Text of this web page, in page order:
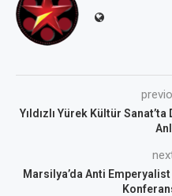
Yıldızlı Yürek Kültür
Marsilya’da Anti